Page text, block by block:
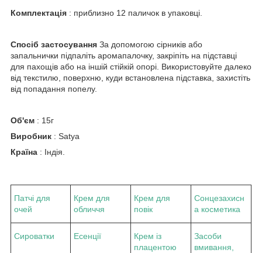
Комплектація : приблизно 12 паличок в упаковці.
Спосіб застосування За допомогою сірників або
запальнички підпаліть аромапалочку, закріпіть на підставці
для пахощів або на іншій стійкій опорі. Використовуйте далеко
від текстилю, поверхню, куди встановлена підставка, захистіть
від попадання попелу.
Об'єм : 15г
Виробник : Satya
Країна : Індія.
Патчі для
очей
Крем для
обличчя
Крем для
повік
Сонцезахисн
а косметика
Сироватки Есенції
Крем із
плацентою
Засоби
вмивання,